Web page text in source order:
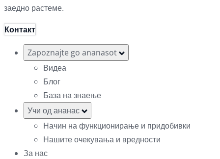
заедно растеме.
Контакт
Zapoznajte go ananasot
Видеа
Блог
База на знаење
Учи од ананас
Начин на функционирање и придобивки
Нашите очекувања и вредности
За нас